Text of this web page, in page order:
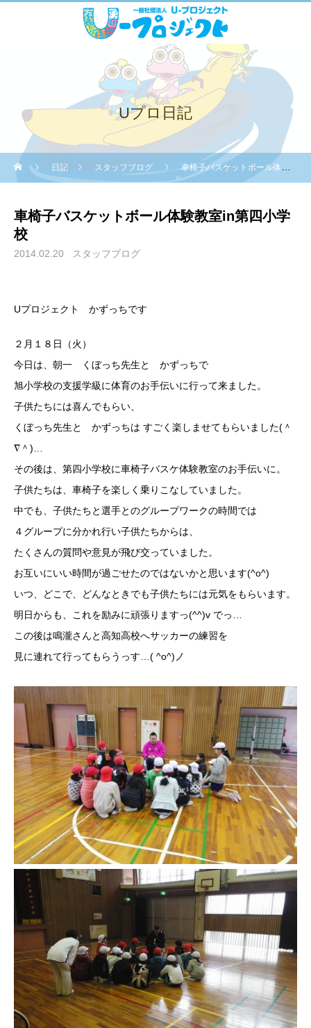
Uプロ日記
日記 スタッフブログ 車椅子バスケットボール体験教室in第四小学校
車椅子バスケットボール体験教室in第四小学
校
2014.02.20 スタッフブログ
Uプロジェクト かずっちです
２月１８日（火）
今日は、朝一 くぼっち先生と かずっちで
旭小学校の支援学級に体育のお手伝いに行って来ました。
子供たちには喜んでもらい、
くぼっち先生と かずっちは すごく楽しませてもらいました(＾
∇＾)…
その後は、第四小学校に車椅子バスケ体験教室のお手伝いに。
子供たちは、車椅子を楽しく乗りこなしていました。
中でも、子供たちと選手とのグループワークの時間では
４グループに分かれ行い子供たちからは、
たくさんの質問や意見が飛び交っていました。
お互いにいい時間が過ごせたのではないかと思います(^o^)
いつ、どこで、どんなときでも子供たちには元気をもらいます。
明日からも、これを励みに頑張りますっ(^^)v でっ…
この後は鳴瀧さんと高知高校へサッカーの練習を
見に連れて行ってもらうっす…( ^o^)ノ